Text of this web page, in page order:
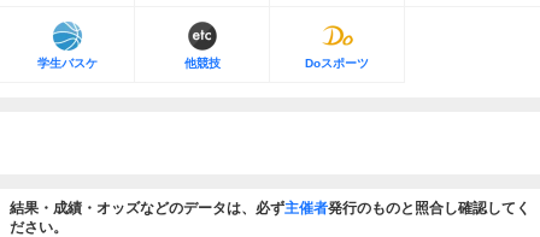
学生バスケ 他競技 Doスポーツ
結果・成績・オッズなどのデータは、必ず主催者発行のものと照合し確認してく
ださい。